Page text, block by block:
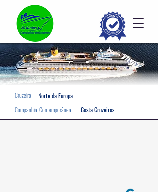
Cruzeiro
Norte da Europa
Companhia Contemporânea Costa Cruzeiros